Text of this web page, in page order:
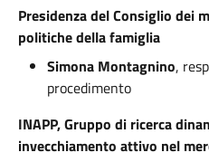
Presidenza del Consiglio dei
politiche della famiglia
Simona Montagnino,
procedimento
INAPP, Gruppo di ricerca
invecchiamento attivo nel